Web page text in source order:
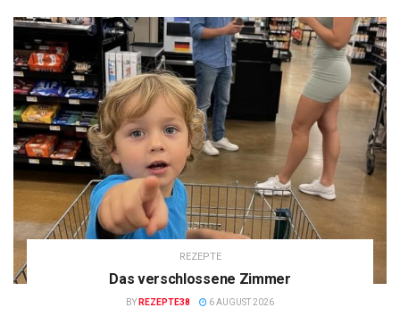
REZEPTE
Das verschlossene Zimmer
BY REZEPTE38 6 AUGUST 2026